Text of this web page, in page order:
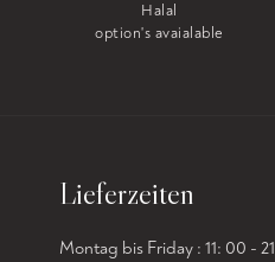
Halal
option's avaialable
Lieferzeiten
Montag bis Friday : 11: 00 -